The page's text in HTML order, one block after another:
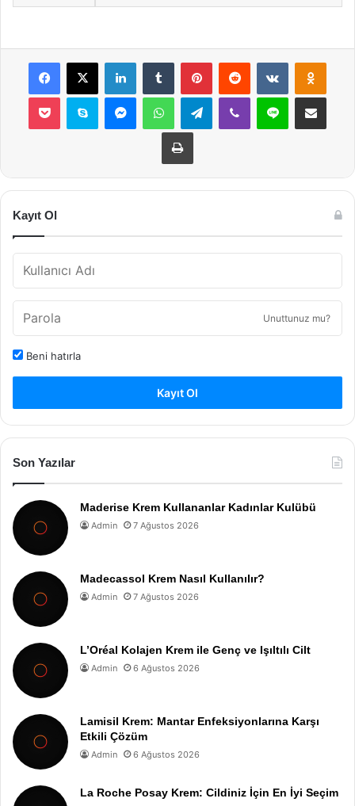
Facebook
X LinkedInTumblr PinterestReddit VKontakte
Pocket Skype MessengerWhatsAppTelegramViber Line E-Posta ile
Yazdır
Kayıt Ol
Unuttunuz mu?
Beni hatırla
Kayıt Ol
Son Yazılar
Maderise Krem Kullananlar Kadınlar Kulübü
Admin 7 Ağustos 2026
Madecassol Krem Nasıl Kullanılır?
Admin 7 Ağustos 2026
L’Oréal Kolajen Krem ile Genç ve Işıltılı Cilt
Admin 6 Ağustos 2026
Lamisil Krem: Mantar Enfeksiyonlarına Karşı
Etkili Çözüm
Admin 6 Ağustos 2026
La Roche Posay Krem: Cildiniz İçin En İyi Seçim